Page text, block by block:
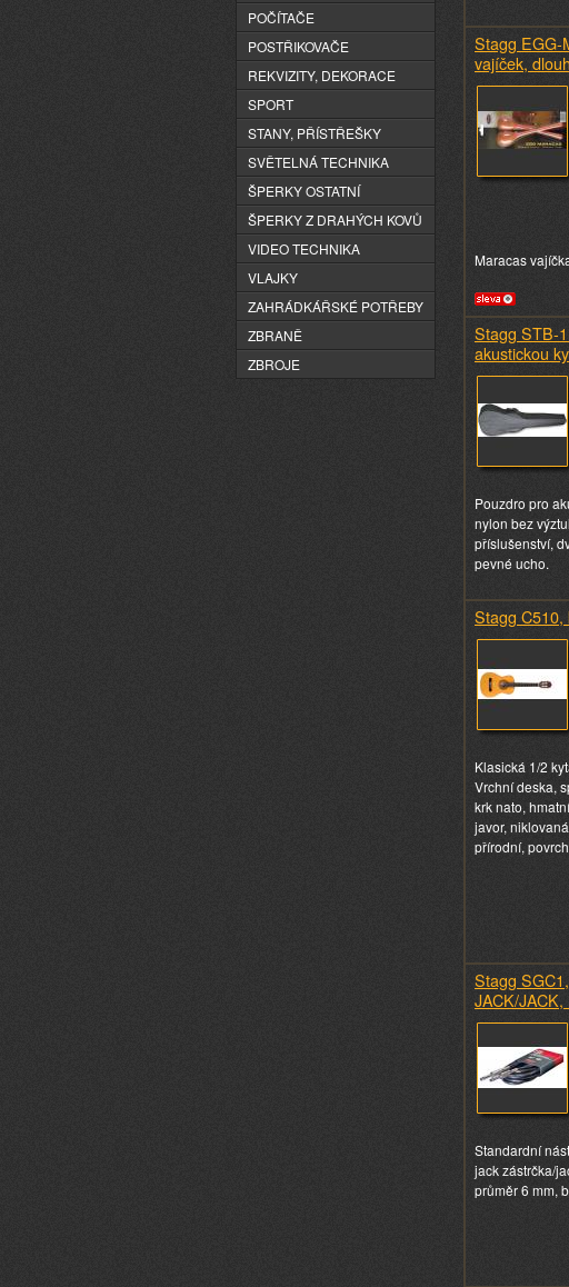
Stagg EGG-
vajíček,
Maracas
Stagg STB-
akustickou
Pouzdro pro
nylon bez
příslušenství,
pevné ucho.
Stagg C510,
Klasická 1/2
Vrchní deska,
krk nato,
javor,
přírodní,
Stagg
JACK/JACK,
Standardní
jack zástrčka/
průměr 6 mm,
POČÍTAČE
POSTŘIKOVAČE
REKVIZITY, DEKORACE
SPORT
STANY, PŘÍSTŘEŠKY
SVĚTELNÁ TECHNIKA
ŠPERKY OSTATNÍ
ŠPERKY Z DRAHÝCH KOVŮ
VIDEO TECHNIKA
VLAJKY
ZAHRÁDKÁŘSKÉ POTŘEBY
ZBRANĚ
ZBROJE